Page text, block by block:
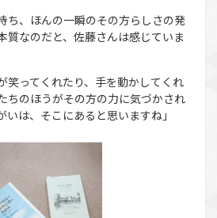
ち、ほんの一瞬のその方らしさの発
質なのだと、佐藤さんは感じていま
笑ってくれたり、手を動かしてくれ
ちのほうがその方の力に気づかされ
いは、そこにあると思いますね」